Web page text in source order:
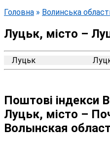
Головна » Волинська
Луцьк, місто –
Луцьк
Поштові індекси
Луцьк, місто –
Волынская